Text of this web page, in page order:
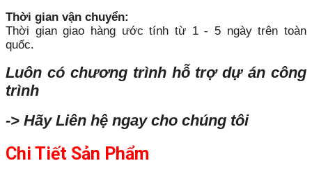
Thời gian vận chuyển:
Thời gian giao hàng ước tính từ 1 - 5 ngày trên toàn
quốc.
Luôn có chương trình hỗ trợ dự án công
trình
-> Hãy Liên hệ ngay cho chúng tôi
Chi Tiết Sản Phẩm